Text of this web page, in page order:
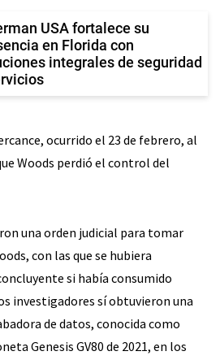
USA fortalece su
en Florida con
integrales de seguridad
ocurrido el 23 de febrero, al
Woods perdió el control del
una orden judicial para tomar
con las que se hubiera
si había consumido
investigadores sí obtuvieron una
de datos, conocida como
Genesis GV80 de 2021, en los